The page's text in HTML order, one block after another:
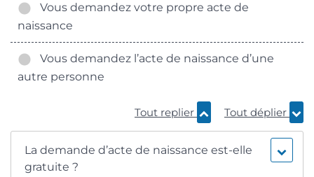
Vous demandez votre propre acte de
naissance
Vous demandez l’acte de naissance d’une
autre personne
Tout replier Tout déplier
La demande d’acte de naissance est-elle
gratuite ?